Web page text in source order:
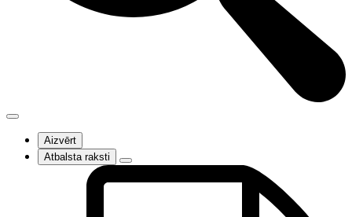
Aizvērt
Atbalsta raksti